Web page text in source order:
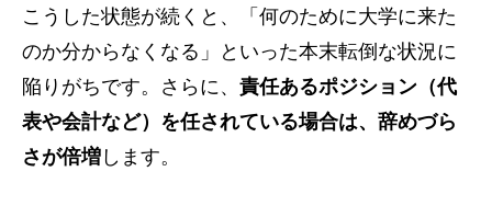
こうした状態が続くと、「何のために大学に来た
のか分からなくなる」といった本末転倒な状況に
陥りがちです。さらに、 責任あるポジション（代
表や会計など）を任されている場合は、辞めづら
さが倍増 します。